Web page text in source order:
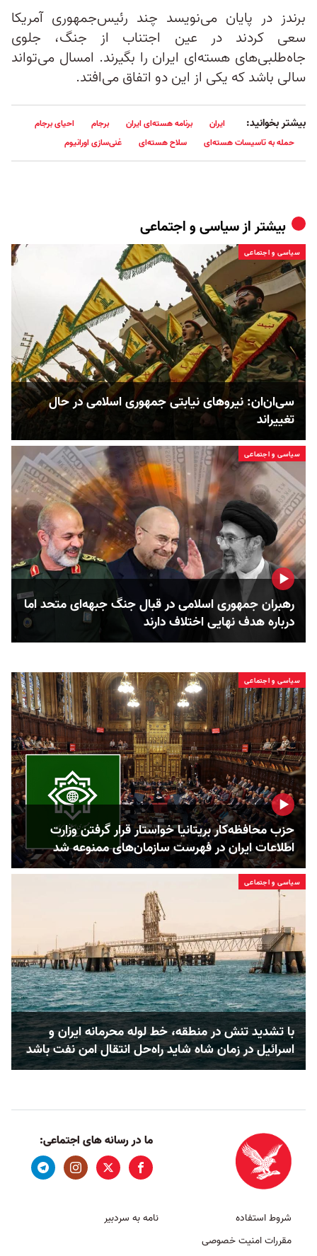
برندز در پایان می‌نویسد چند رئیس‌جمهوری آمریکا
سعی کردند در عین اجتناب از جنگ، جلوی
جاه‌طلبی‌های هسته‌ای ایران را بگیرند. امسال می‌تواند
سالی باشد که یکی از این دو اتفاق می‌افتد.
بیشتر بخوانید: ایران برنامه هسته‌ای ایران برجام
احیای برجام
حمله به تاسیسات هسته‌ای
سلاح هسته‌ای غنی‌سازی اورانیوم
بیشتر ازسیاسی و اجتماعی
سیاسی و اجتماعی
سی‌ان‌ان: نیروهای نیابتی جمهوری اسلامی در حال
تغییر‌اند
سیاسی و اجتماعی
رهبران جمهوری اسلامی در قبال جنگ جبهه‌ای متحد اما
درباره هدف نهایی اختلاف دارند
سیاسی و اجتماعی
حزب محافظه‌کار بریتانیا خواستار قرار گرفتن وزارت
اطلاعات ایران در فهرست سازمان‌های ممنوعه شد
سیاسی و اجتماعی
با تشدید تنش در منطقه، خط لوله محرمانه ایران و
اسرائیل در زمان شاه شاید راه‌حل انتقال امن نفت باشد
ما در رسانه های اجتماعی:
شروط استفاده
مقررات امنیت خصوصی
نامه به سردبیر